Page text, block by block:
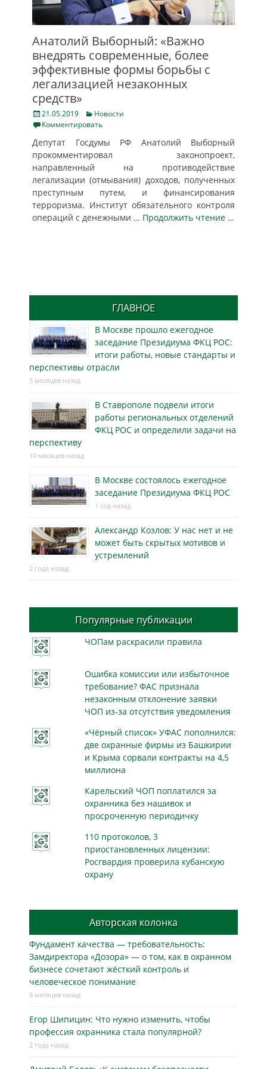
Анатолий Выборный: «Важно
внедрять современные, более
эффективные формы борьбы с
легализацией незаконных
средств»
Posted
on
21.05.2019 Categories
Новости
Комментировать
Депутат Госдумы РФ Анатолий Выборный
прокомментировал законопроект,
направленный на противодействие
легализации (отмывания) доходов, полученных
преступным путем, и финансирования
терроризма. Институт обязательного контроля
операций с денежными … Продолжить чтение …
ГЛАВНОЕ
В Москве прошло ежегодное
заседание Президиума ФКЦ РОС:
итоги работы, новые стандарты и
перспективы отрасли
5 месяцев назад
В Ставрополе подвели итоги
работы региональных отделений
ФКЦ РОС и определили задачи на
перспективу
10 месяцев назад
В Москве состоялось ежегодное
заседание Президиума ФКЦ РОС
1 год назад
Александр Козлов: У нас нет и не
может быть скрытых мотивов и
устремлений
2 года назад
Популярные публикации
ЧОПам раскрасили правила
Ошибка комиссии или избыточное
требование? ФАС признала
незаконным отклонение заявки
ЧОП из-за отсутствия уведомления
«Чёрный список» УФАС пополнился:
две охранные фирмы из Башкирии
и Крыма сорвали контракты на 4,5
миллиона
Карельский ЧОП поплатился за
охранника без нашивок и
просроченную периодичку
110 протоколов, 3
приостановленных лицензии:
Росгвардия проверила кубанскую
охрану
Авторская колонка
Фундамент качества — требовательность:
Замдиректора «Дозора» — о том, как в охранном
бизнесe сочетают жёсткий контроль и
человеческое понимание
9 месяцев назад
Егор Шипицин: Что нужно изменить, чтобы
профессия охранника стала популярной?
2 года назад